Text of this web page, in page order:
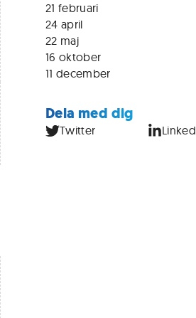
21 februari
24 april
22 maj
16 oktober
11 december
Dela med dig
Twitter